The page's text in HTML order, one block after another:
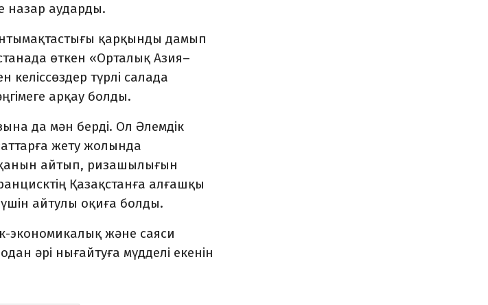
назар аударды.
қарқынды дамып
өткен «Орталық Азия–
келіссөздер түрлі салада
арқау болды.
да мән берді. Ол Әлемдік
жету жолында
айтып, ризашылығын
Қазақстанға алғашқы
айтулы оқиға болды.
экономикалық және саяси
әрі нығайтуға мүдделі екенін